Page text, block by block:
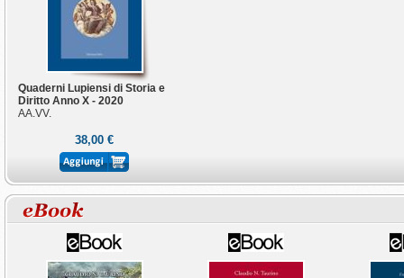
Quaderni Lupiensi di Storia e
Diritto Anno X - 2020
AA.VV.
38,00 €